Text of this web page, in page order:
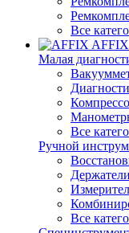
Все
AFFIX
Малая
Все
Ручной
Все